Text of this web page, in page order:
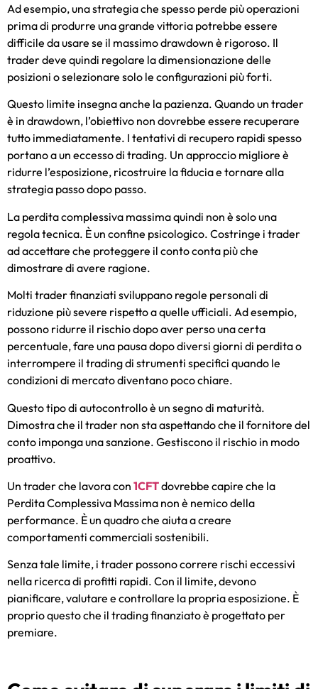
Ad esempio, una strategia che spesso perde più operazioni
prima di produrre una grande vittoria potrebbe essere
difficile da usare se il massimo drawdown è rigoroso. Il
trader deve quindi regolare la dimensionazione delle
posizioni o selezionare solo le configurazioni più forti.
Questo limite insegna anche la pazienza. Quando un trader
è in drawdown, l’obiettivo non dovrebbe essere recuperare
tutto immediatamente. I tentativi di recupero rapidi spesso
portano a un eccesso di trading. Un approccio migliore è
ridurre l’esposizione, ricostruire la fiducia e tornare alla
strategia passo dopo passo.
La perdita complessiva massima quindi non è solo una
regola tecnica. È un confine psicologico. Costringe i trader
ad accettare che proteggere il conto conta più che
dimostrare di avere ragione.
Molti trader finanziati sviluppano regole personali di
riduzione più severe rispetto a quelle ufficiali. Ad esempio,
possono ridurre il rischio dopo aver perso una certa
percentuale, fare una pausa dopo diversi giorni di perdita o
interrompere il trading di strumenti specifici quando le
condizioni di mercato diventano poco chiare.
Questo tipo di autocontrollo è un segno di maturità.
Dimostra che il trader non sta aspettando che il fornitore del
conto imponga una sanzione. Gestiscono il rischio in modo
proattivo.
Un trader che lavora con 1CFTdovrebbe capire che la
Perdita Complessiva Massima non è nemico della
performance. È un quadro che aiuta a creare
comportamenti commerciali sostenibili.
Senza tale limite, i trader possono correre rischi eccessivi
nella ricerca di profitti rapidi. Con il limite, devono
pianificare, valutare e controllare la propria esposizione. È
proprio questo che il trading finanziato è progettato per
premiare.